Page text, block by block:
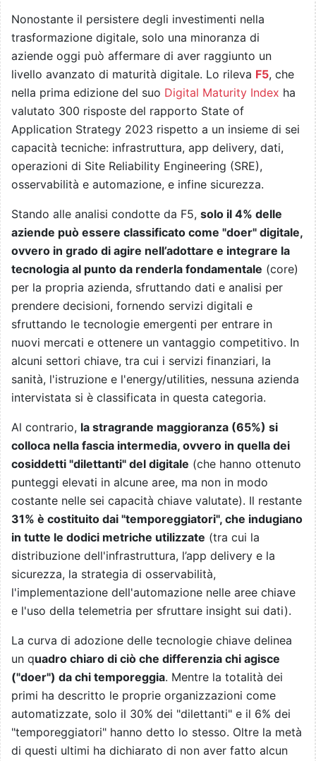
Nonostante il persistere degli investimenti nella
trasformazione digitale, solo una minoranza di
aziende oggi può affermare di aver raggiunto un
livello avanzato di maturità digitale. Lo rileva F5, che
nella prima edizione del suo Digital Maturity Index ha
valutato 300 risposte del rapporto State of
Application Strategy 2023 rispetto a un insieme di sei
capacità tecniche: infrastruttura, app delivery, dati,
operazioni di Site Reliability Engineering (SRE),
osservabilità e automazione, e infine sicurezza.
Stando alle analisi condotte da F5, solo il 4% delle
aziende può essere classificato come "doer" digitale,
ovvero in grado di agire nell’adottare e integrare la
tecnologia al punto da renderla fondamentale (core)
per la propria azienda, sfruttando dati e analisi per
prendere decisioni, fornendo servizi digitali e
sfruttando le tecnologie emergenti per entrare in
nuovi mercati e ottenere un vantaggio competitivo. In
alcuni settori chiave, tra cui i servizi finanziari, la
sanità, l'istruzione e l'energy/utilities, nessuna azienda
intervistata si è classificata in questa categoria.
Al contrario, la stragrande maggioranza (65%) si
colloca nella fascia intermedia, ovvero in quella dei
cosiddetti "dilettanti" del digitale (che hanno ottenuto
punteggi elevati in alcune aree, ma non in modo
costante nelle sei capacità chiave valutate). Il restante
31% è costituito dai "temporeggiatori", che indugiano
in tutte le dodici metriche utilizzate (tra cui la
distribuzione dell'infrastruttura, l’app delivery e la
sicurezza, la strategia di osservabilità,
l'implementazione dell'automazione nelle aree chiave
e l'uso della telemetria per sfruttare insight sui dati).
La curva di adozione delle tecnologie chiave delinea
un quadro chiaro di ciò che differenzia chi agisce
("doer") da chi temporeggia. Mentre la totalità dei
primi ha descritto le proprie organizzazioni come
automatizzate, solo il 30% dei "dilettanti" e il 6% dei
"temporeggiatori" hanno detto lo stesso. Oltre la metà
di questi ultimi ha dichiarato di non aver fatto alcun